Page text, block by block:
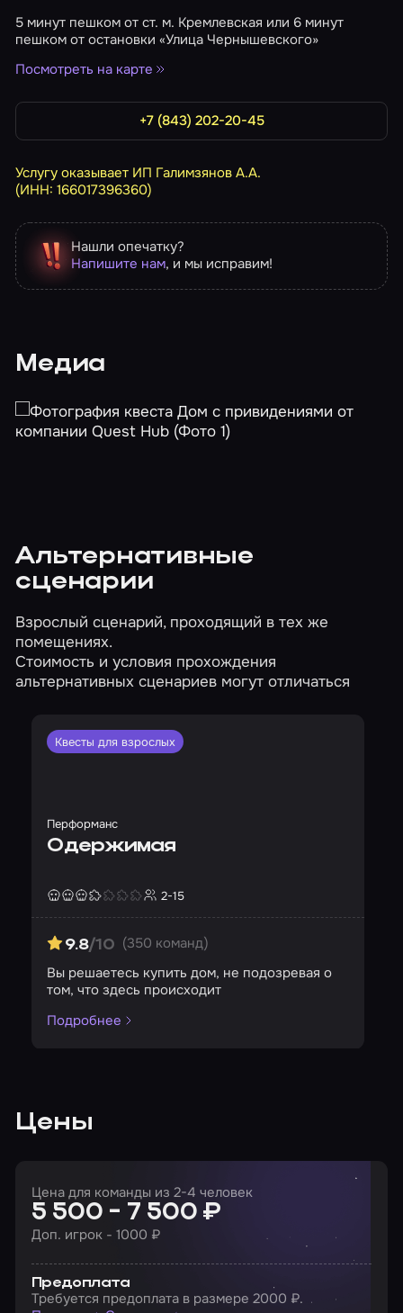
5 минут пешком от ст. м. Кремлевская или 6 минут
пешком от остановки «Улица Чернышевского»
Посмотреть на карте
+7 (843) 202-20-45
Услугу оказывает ИП Галимзянов А.А.
(ИНН: 166017396360)
Нашли опечатку?
Напишите нам, и мы исправим!
Медиа
Альтернативные
сценарии
Взрослый сценарий, проходящий в тех же
помещениях.
Стоимость и условия прохождения
альтернативных сценариев могут отличаться
Квесты для взрослых
Перформанс
Одержимая
2-15
9.8/10 (350 команд)
Вы решаетесь купить дом, не подозревая о
том, что здесь происходит
Подробнее
Цены
Цена для команды из 2-4 человек
5 500 - 7 500 ₽
Доп. игрок - 1000 ₽
Предоплата
Требуется предоплата в размере 2000 ₽.